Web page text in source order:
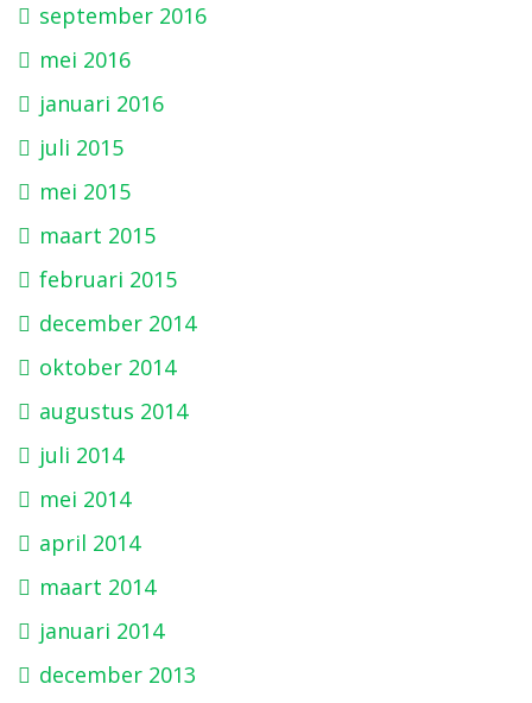
september 2016
mei 2016
januari 2016
juli 2015
mei 2015
maart 2015
februari 2015
december 2014
oktober 2014
augustus 2014
juli 2014
mei 2014
april 2014
maart 2014
januari 2014
december 2013